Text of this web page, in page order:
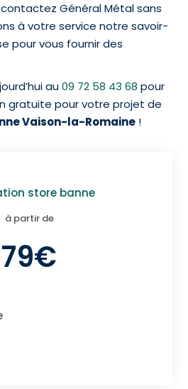
Général Métal sans
à votre service notre savoir-
pour vous fournir des
au09 72 58 43 68 pour
gratuite pour votre projet de
Vaison-la-Romaine !
store banne
à partir de
79€